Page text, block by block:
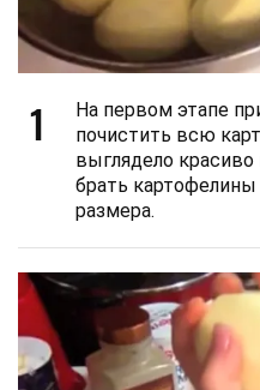
1
На первом этапе
почистить всю
выглядело
брать
размера.